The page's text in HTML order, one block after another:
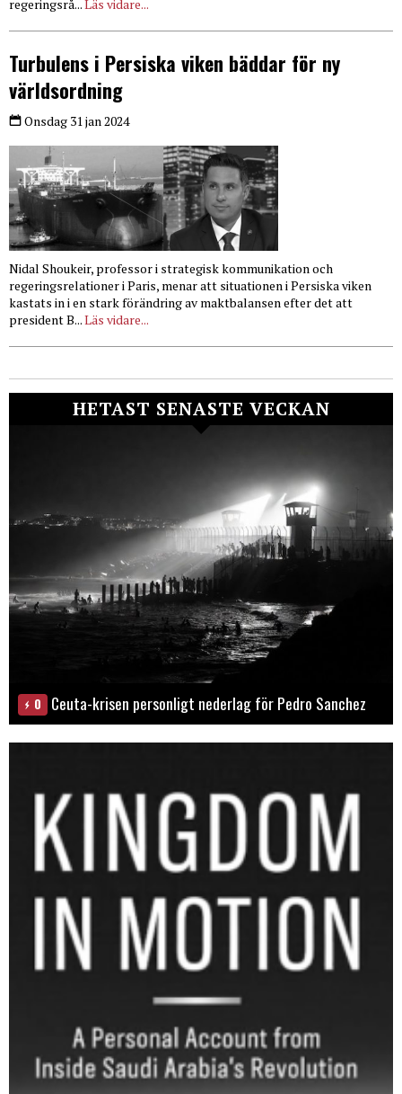
regeringsrå...Läs vidare...
Turbulens i Persiska viken bäddar för ny
världsordning
Onsdag 31 jan 2024
Nidal Shoukeir, professor i strategisk kommunikation och
regeringsrelationer i Paris, menar att situationen i Persiska viken
kastats in i en stark förändring av maktbalansen efter det att
president B...Läs vidare...
HETAST SENASTE VECKAN
0 Ceuta-krisen personligt nederlag för Pedro Sanchez